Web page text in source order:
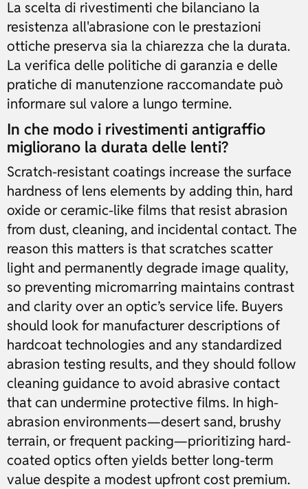
La scelta di rivestimenti che bilanciano la
resistenza all'abrasione con le prestazioni
ottiche preserva sia la chiarezza che la durata.
La verifica delle politiche di garanzia e delle
pratiche di manutenzione raccomandate può
informare sul valore a lungo termine.
In che modo i rivestimenti antigraffio
migliorano la durata delle lenti?
Scratch-resistant coatings increase the surface
hardness of lens elements by adding thin, hard
oxide or ceramic-like films that resist abrasion
from dust, cleaning, and incidental contact. The
reason this matters is that scratches scatter
light and permanently degrade image quality,
so preventing micromarring maintains contrast
and clarity over an optic’s service life. Buyers
should look for manufacturer descriptions of
hardcoat technologies and any standardized
abrasion testing results, and they should follow
cleaning guidance to avoid abrasive contact
that can undermine protective films. In high-
abrasion environments—desert sand, brushy
terrain, or frequent packing—prioritizing hard-
coated optics often yields better long-term
value despite a modest upfront cost premium.